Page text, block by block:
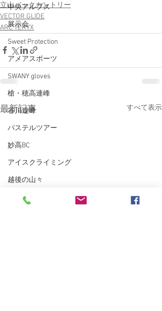
中央アルプス
展示会
Sweet Protection
アメアスポーツ
SWANY gloves
槍・穂高連峰
谷川連峰
パステルツアー
妙高BC
アイスクライミング
越後の山々
東北BC
立山バックカントリー
VECTOR GLIDE
ARC'TERYX
最新記事 すべて表示